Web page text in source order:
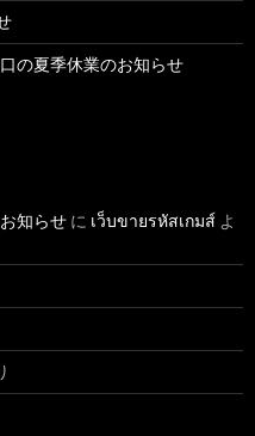
の夏季休業のお知らせ
知らせ に เว็บขายรหัสเกมส์ よ